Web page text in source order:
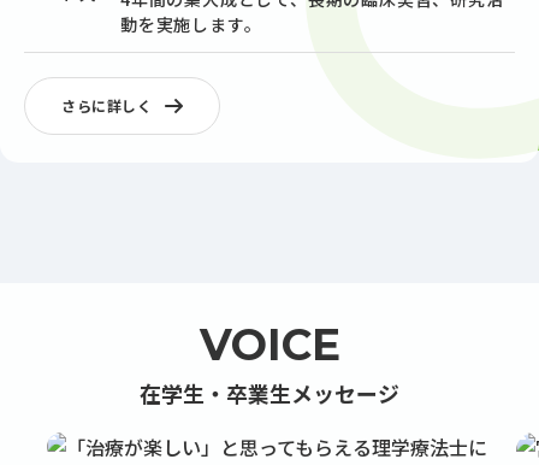
動を実施します。
さらに詳しく
在学生・卒業生メッセージ
VOICE